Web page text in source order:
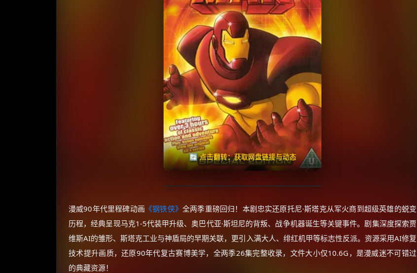
🔄 点击翻转：获取网盘链接与动态
夸克网盘
失效请反馈
🧧️
天天领红包
漫威90年代里程碑动画 《钢铁侠》 全两季重磅回归！本剧忠实还原托尼·斯塔克从军火商到超级英雄的蜕变
历程，经典呈现马克1-5代装甲升级、奥巴代亚·斯坦尼的背叛、战争机器诞生等关键事件。剧集深度探索贾
维斯AI的雏形、斯塔克工业与神盾局的早期关联，更引入满大人、绯红机甲等标志性反派。资源采用AI修复
技术提升画质，还原90年代复古赛博美学，全两季26集完整收录，文件大小仅10.6G，是漫威迷不可错过
的典藏资源！